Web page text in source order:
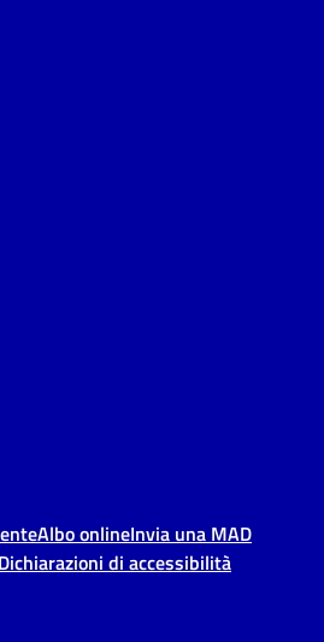
Albo onlineInvia una MAD
Dichiarazioni di accessibilità